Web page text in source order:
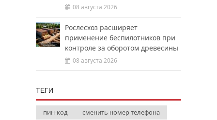
08 августа 2026
Рослесхоз расширяет
применение беспилотников при
контроле за оборотом древесины
08 августа 2026
ТЕГИ
пин-код
сменить номер телефона